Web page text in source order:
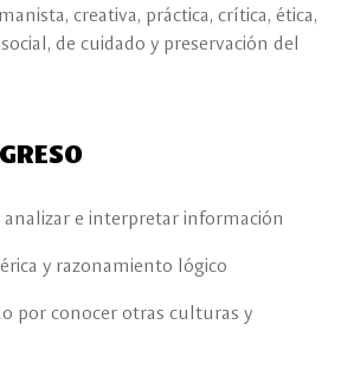
creativa, práctica, crítica, ética,
de cuidado y preservación del
analizar e interpretar información
y razonamiento lógico
por conocer otras culturas y